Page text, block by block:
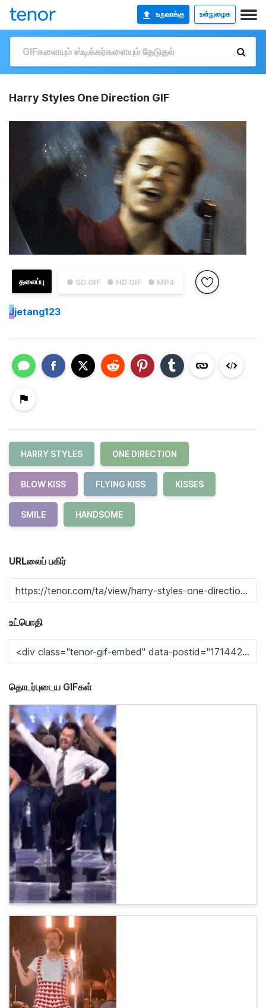
உருவாக்கு உள்நுழைக
Harry Styles One Direction GIF
● SD GIF ● HD GIF ● MP4
தலைப்பு
Jjetang123
HARRY STYLES ONE DIRECTION
BLOW KISS FLYING KISS KISSES
SMILE HANDSOME
URLலைப் பகிர்
உட்பொதி
தொடர்புடைய GIFகள்